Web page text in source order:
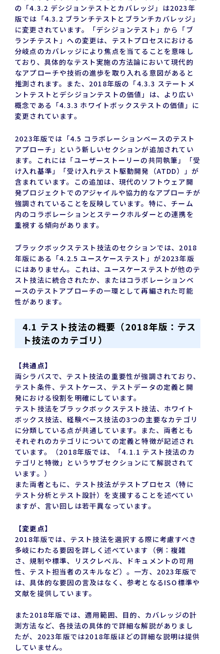
の「4.3.2 デシジョンテストとカバレッジ」は2023年
版では「4.3.2 ブランチテストとブランチカバレッジ」
に変更されています。「デシジョンテスト」から「ブ
ランチテスト」への変更は、テストプロセスにおける
分岐点のカバレッジにより焦点を当てることを意味し
ており、具体的なテスト実施の方法論において現代的
なアプローチや技術の進歩を取り入れる意図があると
推測されます。また、2018年版の「4.3.3 ステートメ
ントテストとデシジョンテストの価値」は、より広い
概念である「4.3.3 ホワイトボックステストの価値」に
変更されています。
2023年版では「4.5 コラボレーションベースのテスト
アプローチ」という新しいセクションが追加されてい
ます。これには「ユーザーストーリーの共同執筆」「受
け入れ基準」「受け入れテスト駆動開発（ATDD）」が
含まれています。この追加は、現代のソフトウェア開
発プロジェクトでのアジャイルや協力的なアプローチが
強調されていることを反映しています。特に、チーム
内のコラボレーションとステークホルダーとの連携を
重視する傾向があります。
ブラックボックステスト技法のセクションでは、2018
年版にある「4.2.5 ユースケーステスト」が2023年版
にはありません。これは、ユースケーステストが他のテ
スト技法に統合されたか、またはコラボレーションベ
ースのテストアプローチの一環として再編された可能
性があります。
4.1 テスト技法の概要（2018年版：テス
ト技法のカテゴリ）
【共通点】
両シラバスで、テスト技法の重要性が強調されており、
テスト条件、テストケース、テストデータの定義と開
発における役割を明確にしています。
テスト技法をブラックボックステスト技法、ホワイト
ボックス技法、経験ベース技法の3つの主要なカテゴリ
に分類している点が共通しています。また、両者とも
それぞれのカテゴリについての定義と特徴が記述され
ています。（2018年版では、「4.1.1 テスト技法のカ
テゴリと特徴」というサブセクションにて解説されて
います。）
また両者ともに、テスト技法がテストプロセス（特に
テスト分析とテスト設計）を支援することを述べてい
ますが、言い回しは若干異なっています。
【変更点】
2018年版では、テスト技法を選択する際に考慮すべき
多岐にわたる要因を詳しく述べています（例：複雑
さ、規制や標準、リスクレベル、ドキュメントの可用
性、テスト担当者のスキルなど）。一方、2023年版で
は、具体的な要因の言及はなく、参考となるISO標準や
文献を提供しています。
また2018年版では、適用範囲、目的、カバレッジの計
測方法など、各技法の具体的で詳細な解説がありまし
たが、2023年版では2018年版ほどの詳細な説明は提供
していません。